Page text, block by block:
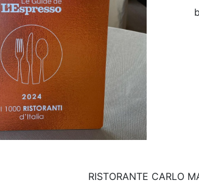
RISTORANTE CARLO